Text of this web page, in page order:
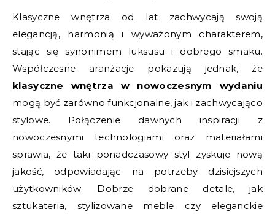
Klasyczne wnętrza od lat zachwycają swoją
elegancją, harmonią i wyważonym charakterem,
stając się synonimem luksusu i dobrego smaku.
Współczesne aranżacje pokazują jednak, że
klasyczne wnętrza w nowoczesnym wydaniu
mogą być zarówno funkcjonalne, jak i zachwycająco
stylowe. Połączenie dawnych inspiracji z
nowoczesnymi technologiami oraz materiałami
sprawia, że taki ponadczasowy styl zyskuje nową
jakość, odpowiadając na potrzeby dzisiejszych
użytkowników. Dobrze dobrane detale, jak
sztukateria, stylizowane meble czy eleganckie